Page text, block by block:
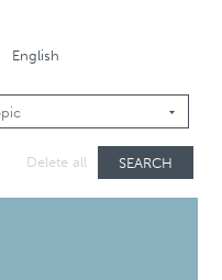
English
Delete all SEARCH